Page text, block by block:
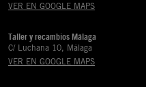
VER EN GOOGLE MAPS
Taller y recambios Málaga
C/ Luchana 10, Málaga
VER EN GOOGLE MAPS